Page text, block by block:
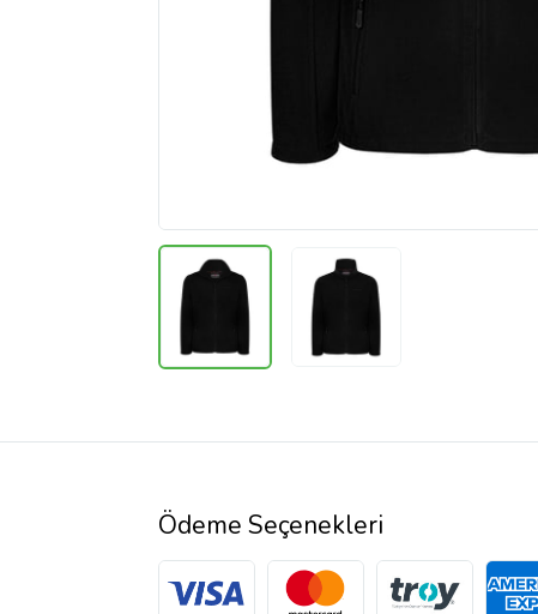
Ödeme Seçenekleri